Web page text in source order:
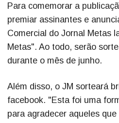
Para comemorar a
premiar assinantes e
Comercial do Jornal Metas
Metas". Ao todo, serão
durante o mês de junho.
Além disso, o JM sorteará
facebook. "Esta foi uma
para agradecer aqueles